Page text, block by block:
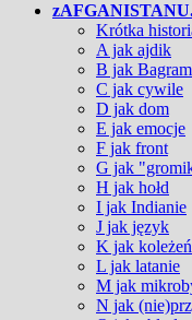
Krótka
A jak ajdik
B jak Bagram
C jak cywile
D jak dom
E jak emocje
F jak front
G jak
H jak hołd
I jak Indianie
J jak język
K jak
L jak latanie
M jak
N jak